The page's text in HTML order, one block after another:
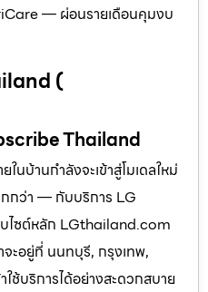
— ผ่อนรายเดือนคุมงบ
(
Thailand
นบ้านกำลังจะเข้าสู่โมเดลใหม่
กว่า — กับบริการ LG
ไซต์หลัก LGthailand.com
จะอยู่ที่ นนทบุรี, กรุงเทพ,
ใช้บริการได้อย่างสะดวกสบาย